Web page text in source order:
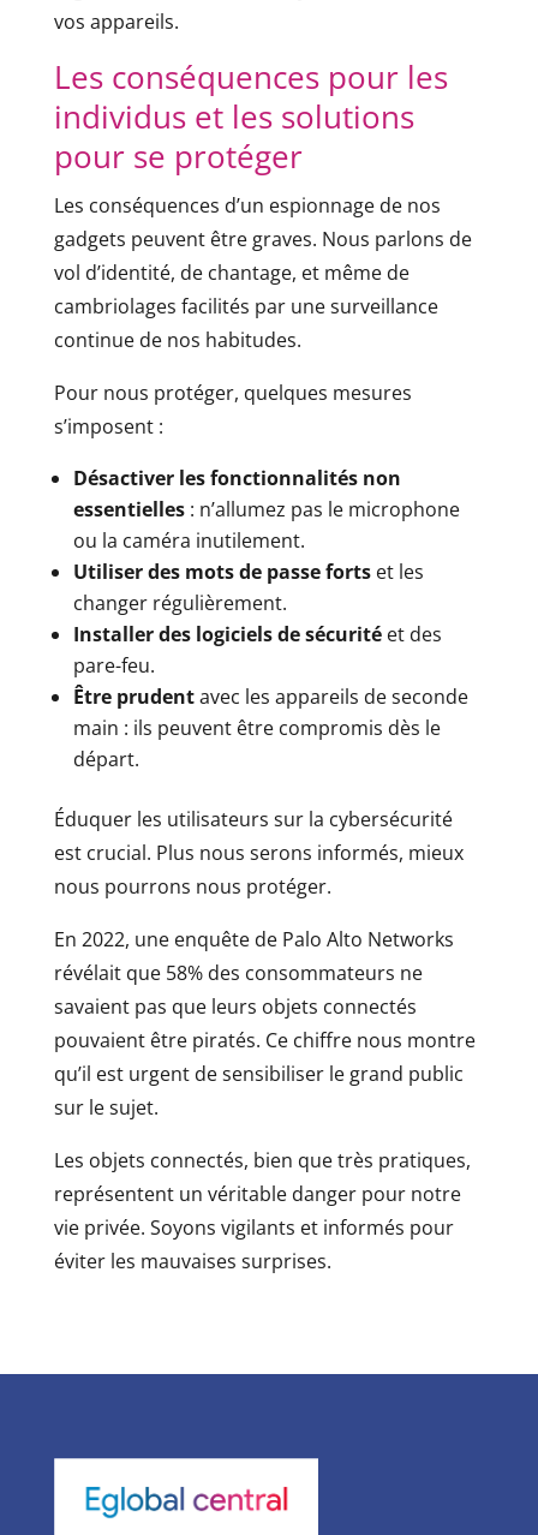
vos appareils.
Les conséquences pour les
individus et les solutions
pour se protéger
Les conséquences d’un espionnage de nos
gadgets peuvent être graves. Nous parlons de
vol d’identité, de chantage, et même de
cambriolages facilités par une surveillance
continue de nos habitudes.
Pour nous protéger, quelques mesures
s’imposent :
Désactiver les fonctionnalités non
essentielles: n’allumez pas le microphone
ou la caméra inutilement.
Utiliser des mots de passe fortset les
changer régulièrement.
Installer des logiciels de sécuritéet des
pare-feu.
Être prudentavec les appareils de seconde
main : ils peuvent être compromis dès le
départ.
Éduquer les utilisateurs sur la cybersécurité
est crucial. Plus nous serons informés, mieux
nous pourrons nous protéger.
En 2022, une enquête de Palo Alto Networks
révélait que 58% des consommateurs ne
savaient pas que leurs objets connectés
pouvaient être piratés. Ce chiffre nous montre
qu’il est urgent de sensibiliser le grand public
sur le sujet.
Les objets connectés, bien que très pratiques,
représentent un véritable danger pour notre
vie privée. Soyons vigilants et informés pour
éviter les mauvaises surprises.